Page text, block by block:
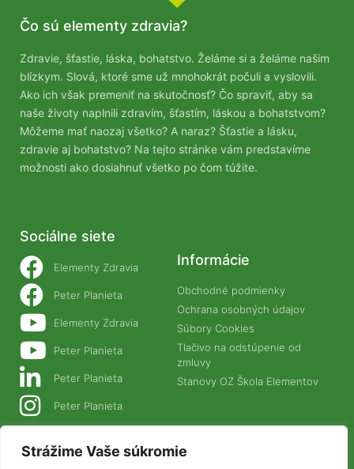
Strážime Vaše súkromie
Čo sú elementy zdravia?
Zdravie, šťastie, láska, bohatstvo. Želáme si a želáme našim
blízkym. Slová, ktoré sme už mnohokrát počuli a vyslovili.
Ako ich však premeniť na skutočnosť? Čo spraviť, aby sa
naše životy naplnili zdravím, šťastím, láskou a bohatstvom?
Môžeme mať naozaj všetko? A naraz? Šťastie a lásku,
zdravie aj bohatstvo? Na tejto stránke vám predstavíme
možnosti ako dosiahnuť všetko po čom túžite.
Sociálne siete
Elementy Zdravia
Peter Planieta
Elementy Zdravia
Peter Planieta
Peter Planieta
Peter Planieta
Informácie
Obchodné podmienky
Ochrana osobných údajov
Súbory Cookies
Tlačivo na odstúpenie od
zmluvy
Stanovy OZ Škola Elementov
Naše projekty